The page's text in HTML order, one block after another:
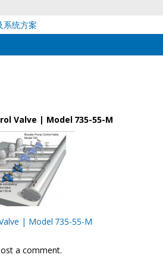
系统方案
Valve | Model 735-55-M
| Model 735-55-M
a comment.